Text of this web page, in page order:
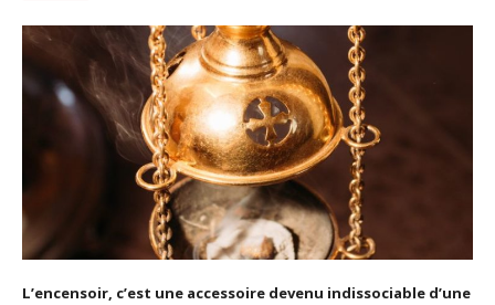
L’encensoir, c’est une accessoire devenu indissociable d’une